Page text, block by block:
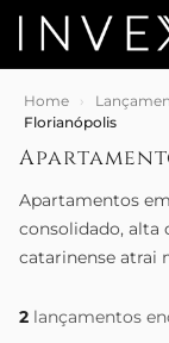
Home ›
Florianópolis
Apartamentos
consolidado, alta
catarinense atrai
2 lançamentos